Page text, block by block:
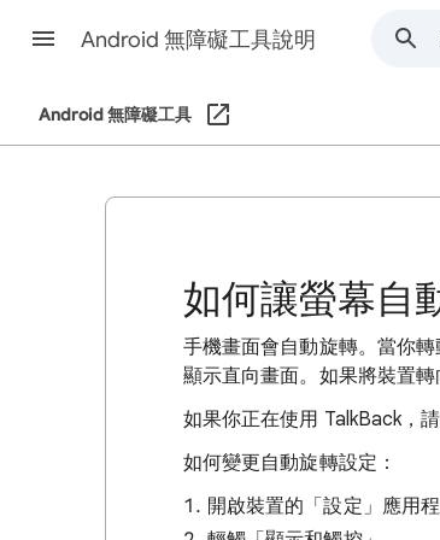
Android 無障礙工具說明
Android 無障礙工具
如何讓螢幕自
手機畫面會自動旋轉。當你
顯示直向畫面。如果將裝置轉
如果你正在使用 TalkBack，
如何變更自動旋轉設定：
開啟裝置的「設定」應用